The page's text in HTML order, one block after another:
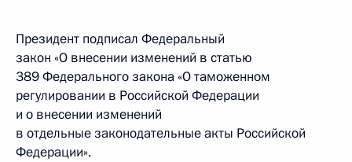
Президент подписал Федеральный
закон «О внесении изменений в статью
389 Федерального закона «О таможенном
регулировании в Российской Федерации
и о внесении изменений
в отдельные законодательные акты Российской
Федерации».